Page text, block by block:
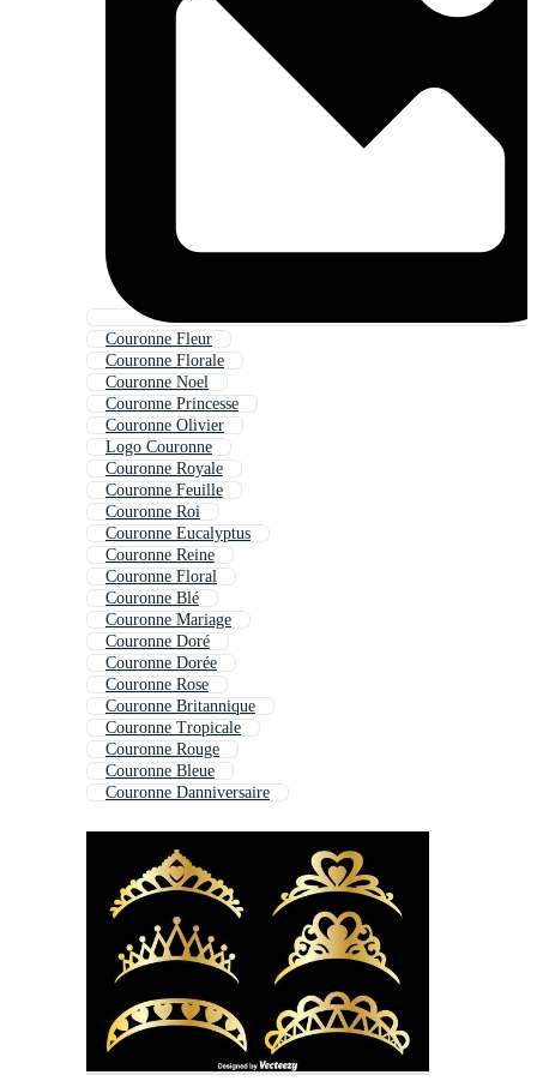
Couronne Fleur
Couronne Florale
Couronne Noel
Couronne Princesse
Couronne Olivier
Logo Couronne
Couronne Royale
Couronne Feuille
Couronne Roi
Couronne Eucalyptus
Couronne Reine
Couronne Floral
Couronne Blé
Couronne Mariage
Couronne Doré
Couronne Dorée
Couronne Rose
Couronne Britannique
Couronne Tropicale
Couronne Rouge
Couronne Bleue
Couronne Danniversaire